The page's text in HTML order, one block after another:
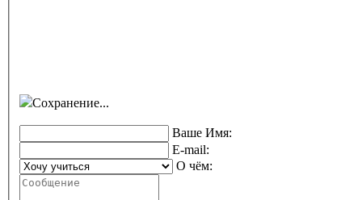
Сохранение...
Ваше Имя:
E-mail:
О чём: